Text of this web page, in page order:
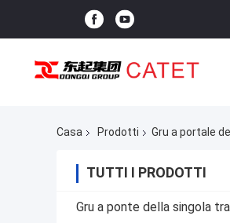
Casa Prodotti Gru a portale
TUTTI I PRODOTTI
Gru a ponte della singola